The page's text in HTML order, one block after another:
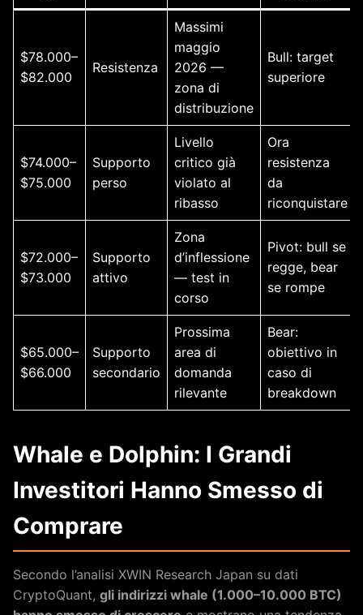
$78.000–
$82.000
Resistenza
Massimi
maggio
2026 —
zona di
distribuzione
Bull: target
superiore
$74.000–
$75.000
Supporto
perso
Livello
critico già
violato al
ribasso
Ora
resistenza
da
riconquistare
$72.000–
$73.000
Supporto
attivo
Zona
d’inflessione
— test in
corso
Pivot: bull se
regge, bear
se rompe
$65.000–
$66.000
Supporto
secondario
Prossima
area di
domanda
rilevante
Bear:
obiettivo in
caso di
breakdown
Whale e Dolphin: I Grandi
Investitori Hanno Smesso di
Comprare
Secondo l’analisi XWIN Research Japan su dati
CryptoQuant, gli indirizzi whale (1.000–10.000 BTC)